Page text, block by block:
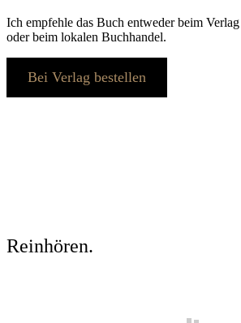
Ich empfehle das Buch entweder beim
oder beim lokalen Buchhandel.
Bei Verlag bestellen
Reinhören.